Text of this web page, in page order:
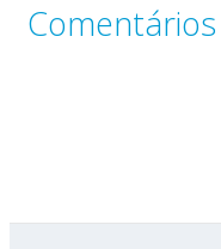
Comentários